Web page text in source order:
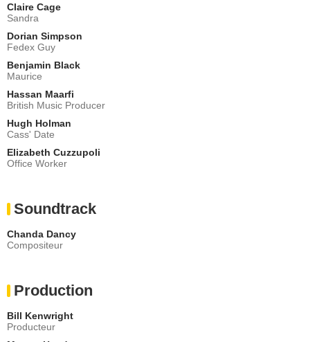
Claire Cage
Sandra
Dorian Simpson
Fedex Guy
Benjamin Black
Maurice
Hassan Maarfi
British Music Producer
Hugh Holman
Cass' Date
Elizabeth Cuzzupoli
Office Worker
Soundtrack
Chanda Dancy
Compositeur
Production
Bill Kenwright
Producteur